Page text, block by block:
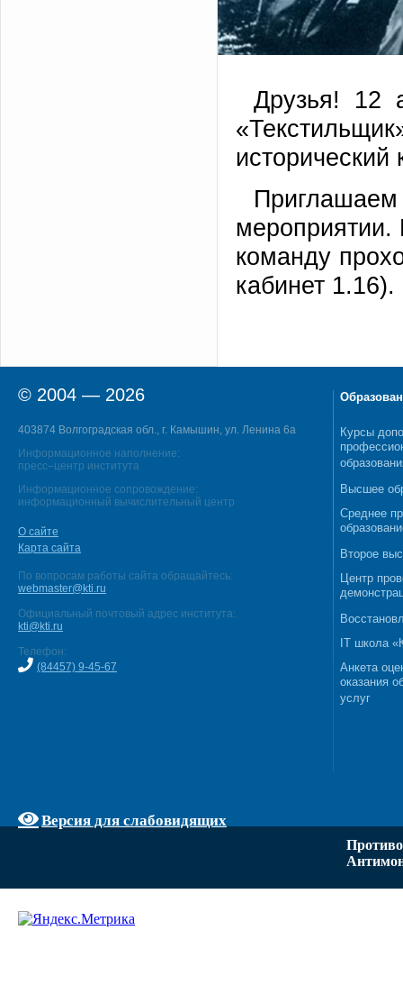
Друзья! 12
исторический
мероприятии.
команду
кабинет 1.16).
© 2004 — 2026
403874 Волгоградская обл., г. Камышин, ул. Ленина 6а
Информационное наполнение:
пресс–центр института
Информационное сопровождение:
информационный вычислительный центр
О сайте
Карта сайта
По вопросам работы сайта обращайтесь:
webmaster@kti.ru
Официальный почтовый адрес института:
kti@kti.ru
Телефон:
(84457) 9-45-67
Версия для слабовидящих
Курсы
Высшее
Среднее
Второе
Центр
IT школа
Анкета
оказания
услуг